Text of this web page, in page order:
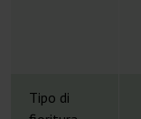
Tipo di